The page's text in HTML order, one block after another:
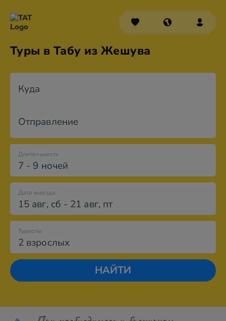
Туры в Табу из Жешува
Куда
Отправление
7 - 9 ночей
Длительность
Дата выезда
15 авг, сб - 21 авг, пт
2 взрослых
Туристы
НАЙТИ